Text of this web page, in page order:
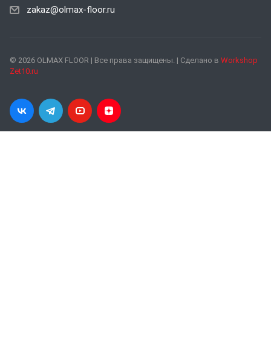
zakaz@olmax-floor.ru
© 2026 OLMAX FLOOR | Все права защищены. | Сделано в Workshop
Zet10.ru